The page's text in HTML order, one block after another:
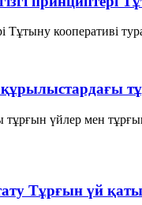
Тұтыну
құрылыстардағы
үйлер мен
Тұрғын үй